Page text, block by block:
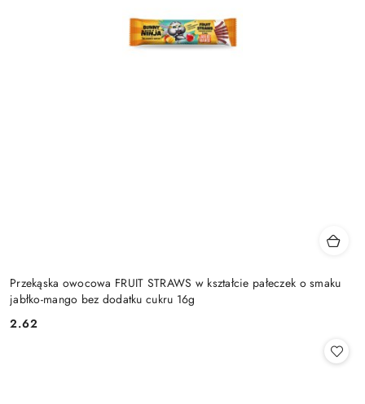
Przekąska owocowa FRUIT STRAWS w kształcie pałeczek o smaku
jabłko-mango bez dodatku cukru 16g
Cena:
2.62